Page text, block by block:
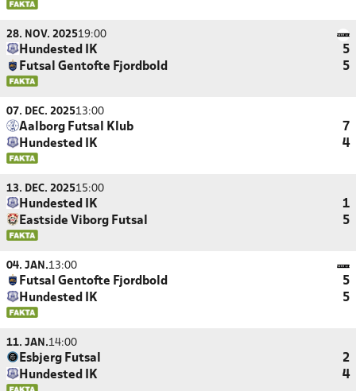
28. NOV. 202519:00
Hundested IK
5
Futsal Gentofte Fjordbold
5
07. DEC. 202513:00
Aalborg Futsal Klub
7
Hundested IK
4
13. DEC. 202515:00
Hundested IK
1
Eastside Viborg Futsal
5
04. JAN.13:00
Futsal Gentofte Fjordbold
5
Hundested IK
5
11. JAN.14:00
Esbjerg Futsal
2
Hundested IK
4